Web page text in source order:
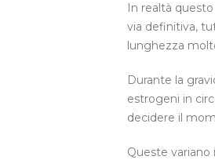
In realtà
via definitiva,
lunghezza
Durante la
estrogeni in
decidere il
Queste variano